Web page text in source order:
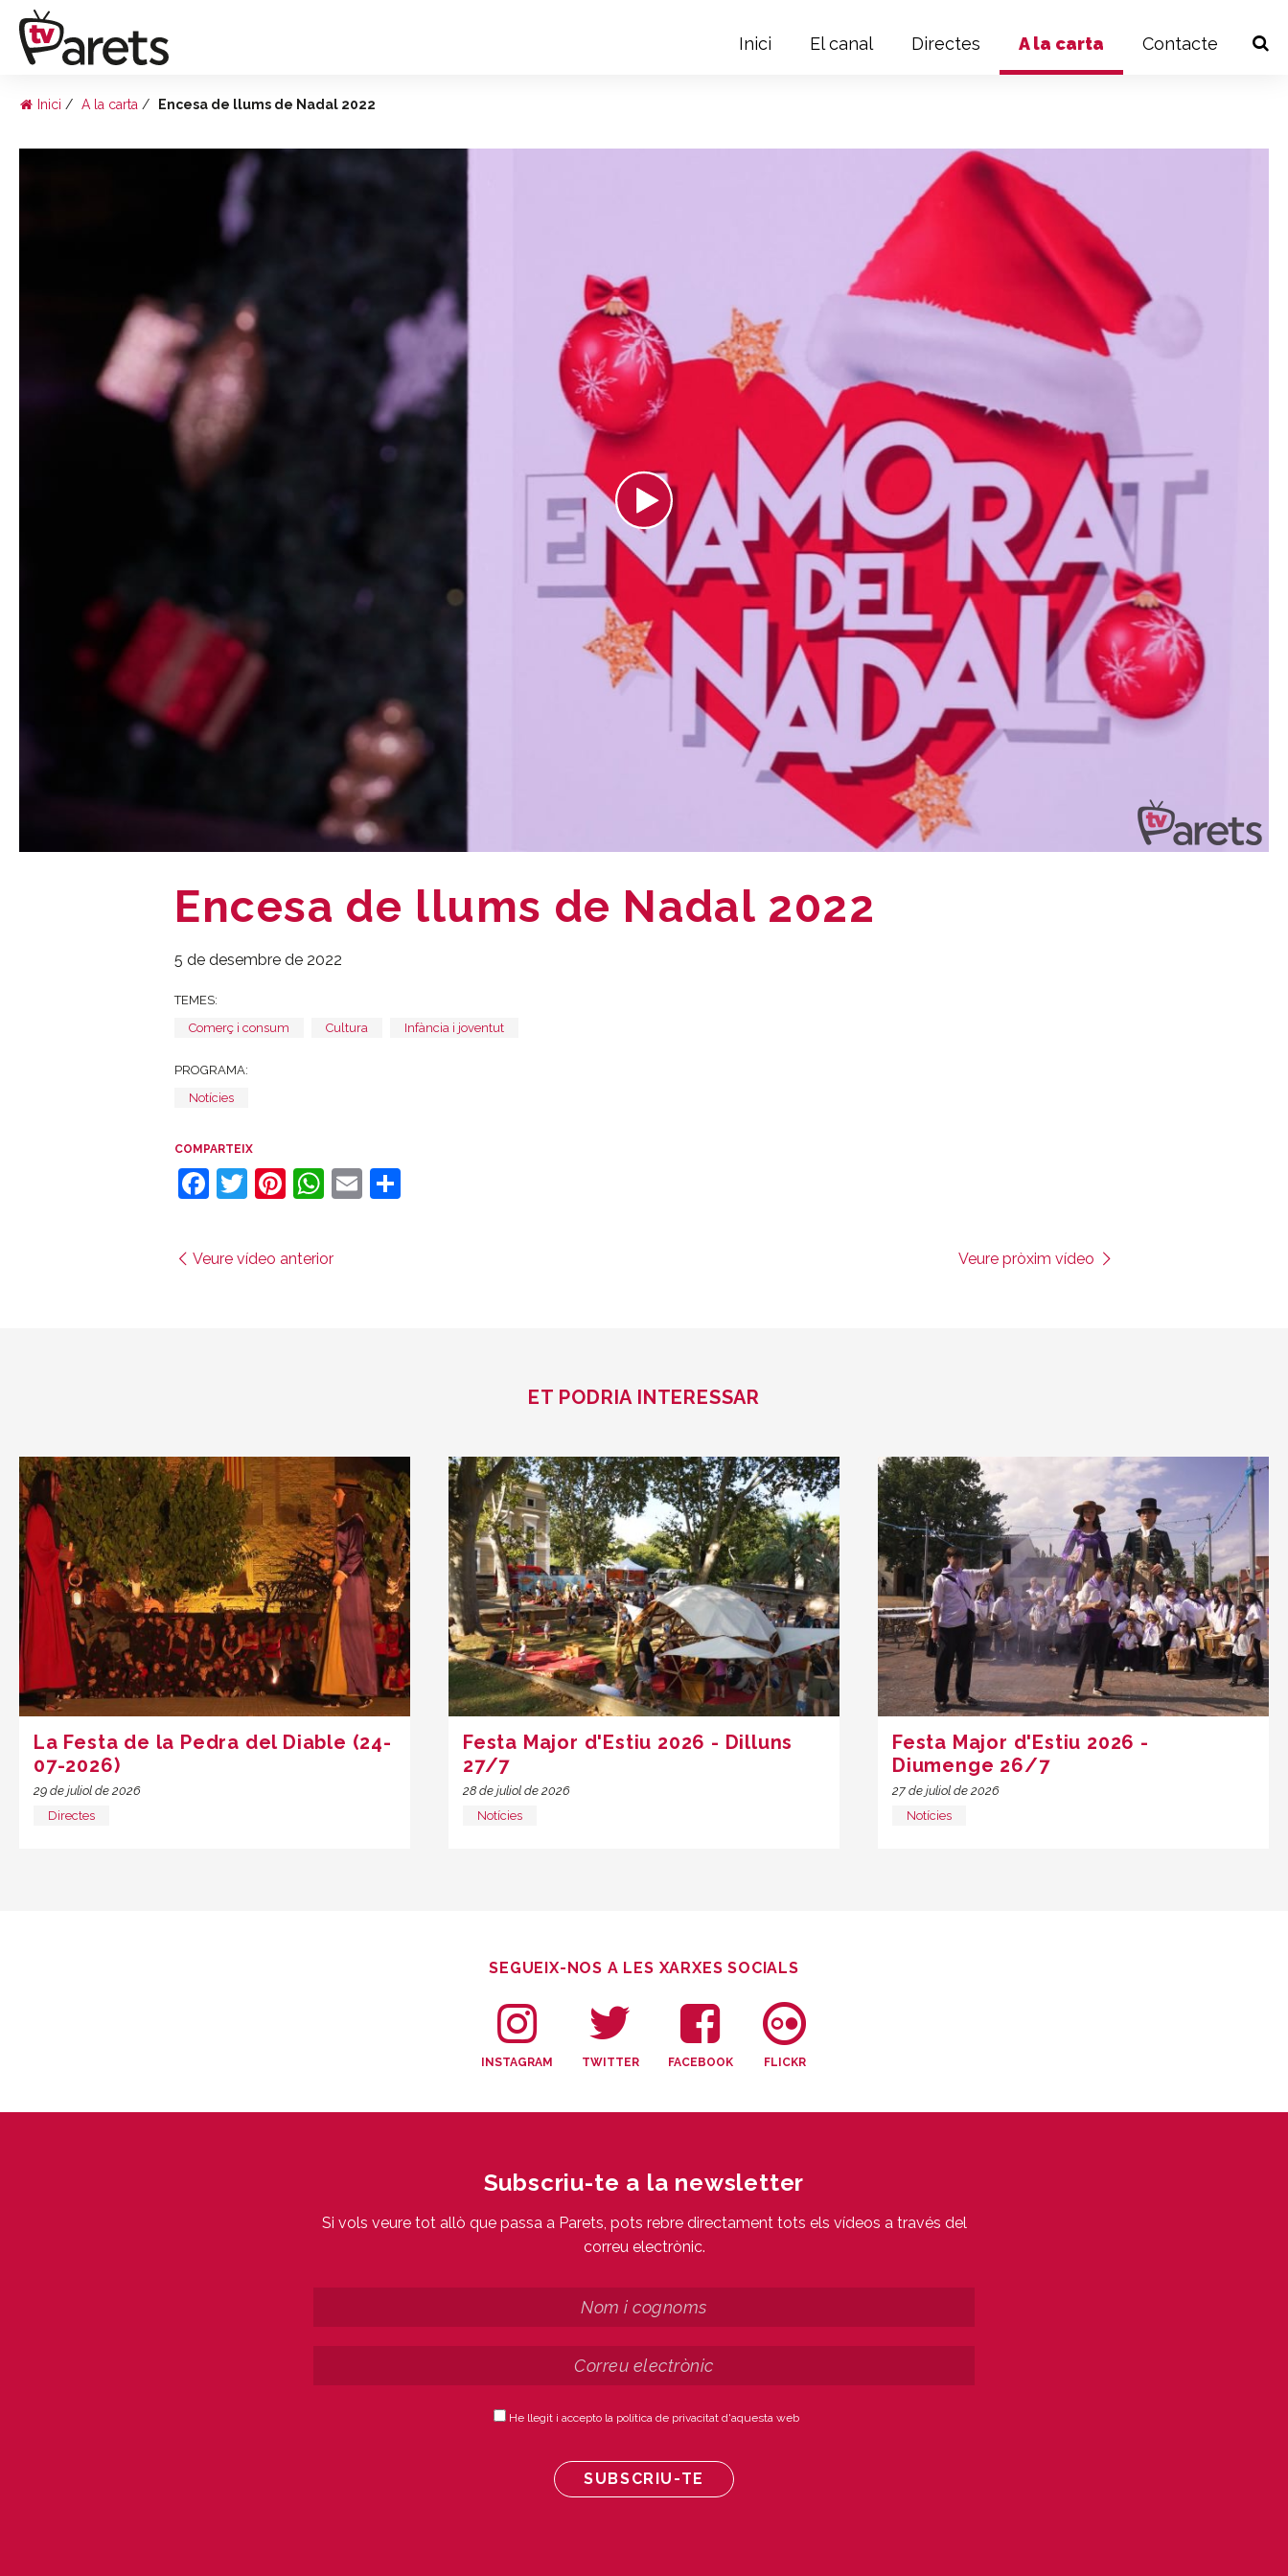
Inici El canal Directes A la carta Contacte
Inici A la carta Encesa de llums de Nadal 2022
Encesa de llums de Nadal 2022
5 de desembre de 2022
TEMES:
Comerç i consum
Cultura Infància i joventut
PROGRAMA:
Notícies
COMPARTEIX
Facebook
Twitter
Pinterest
WhatsApp
Email
Veure vídeo anterior Veure pròxim vídeo
ET PODRIA INTERESSAR
La Festa de la Pedra del Diable (24-
07-2026)
29 de juliol de 2026
Directes
Festa Major d'Estiu 2026 - Dilluns
27/7
28 de juliol de 2026
Notícies
Festa Major d'Estiu 2026 -
Diumenge 26/7
27 de juliol de 2026
Notícies
SEGUEIX-NOS A LES XARXES SOCIALS
INSTAGRAM TWITTER FACEBOOK FLICKR
Subscriu-te a la newsletter
Si vols veure tot allò que passa a Parets, pots rebre directament tots els vídeos a través del
correu electrònic.
He llegit i accepto la política de privacitat d'aquesta web